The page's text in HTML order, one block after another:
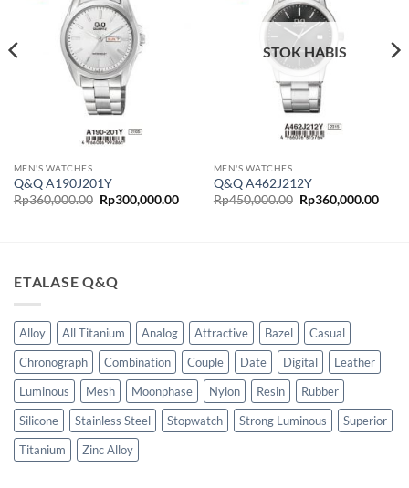
MEN'S WATCHES
Q&Q A190J201Y
Rp360,000.00 Harga
aslinya
Rp300,000.00Harga
STOK HABIS
MEN'S WATCHES
Q&Q A462J212Y
Rp450,000.00 Harga
aslinya
Rp360,000.00
ETALASE Q&Q
Alloy All Titanium Analog Attractive Bazel
Casual
Chronograph
Combination Couple Date Digital
Leather
Luminous
Mesh Moonphase Nylon Resin
Rubber
Silicone
Stainless Steel Stopwatch Strong Luminous
Superior
Titanium
Zinc Alloy